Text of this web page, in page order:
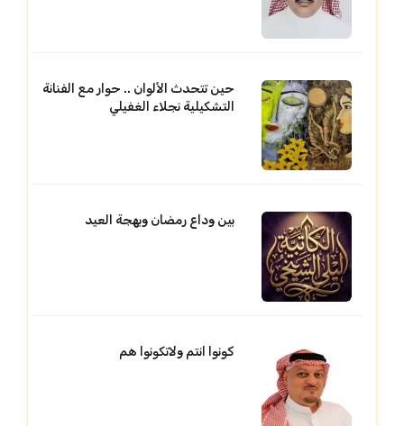
حين تتحدث الألوان .. حوار مع الفنانة
التشكيلية نجلاء الغفيلي
بين وداع رمضان وبهجة العيد
كونوا انتم ولاتكونوا هم